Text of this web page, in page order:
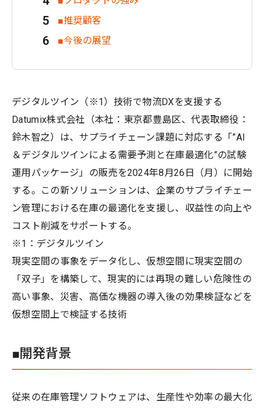
■推奨顧客
■今後の展望
デジタルツイン（※1）技術で物流DXを支援する
Datumix株式会社（本社：東京都豊島区、代表取締役：
鈴木智之）は、サプライチェーン課題に対応する「”AI
＆デジタルツインによる需要予測と在庫最適化”の試験
運用パッケージ」の販売を2024年8月26日（月）に開始
する。この新ソリューションは、企業のサプライチェー
ン管理における在庫の最適化を支援し、収益性の向上や
コスト削減をサポートする。
※1：デジタルツイン
現実空間の事象をデータ化し、仮想空間に現実空間の
「双子」を構築して、現実的には再現の難しい危険性の
高い事象、災害、高価な機器の導入後の効果検証などを
仮想空間上で検証する技術
■開発背景
従来の在庫管理ソフトウェアは、生産性や効率の最大化